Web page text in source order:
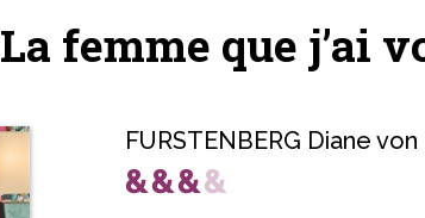
La femme que j’ai
FURSTENBERG Diane von